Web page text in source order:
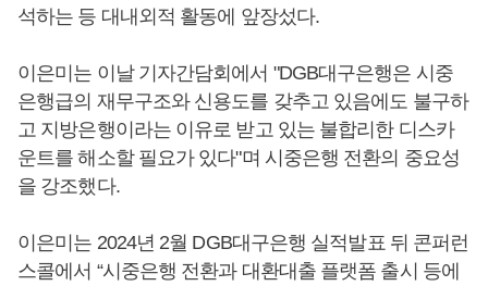
석하는 등 대내외적 활동에 앞장섰다.
이은미는 이날 기자간담회에서 "DGB대구은행은 시중
은행급의 재무구조와 신용도를 갖추고 있음에도 불구하
고 지방은행이라는 이유로 받고 있는 불합리한 디스카
운트를 해소할 필요가 있다"며 시중은행 전환의 중요성
을 강조했다.
이은미는 2024년 2월 DGB대구은행 실적발표 뒤 콘퍼런
스콜에서 “시중은행 전환과 대환대출 플랫폼 출시 등에